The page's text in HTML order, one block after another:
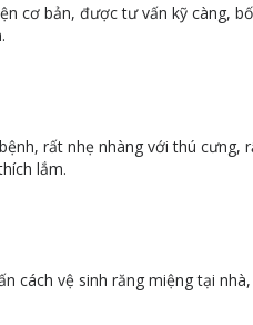
cơ bản, được tư vấn kỹ càng,
rất nhẹ nhàng với thú
lắm.
cách vệ sinh răng miệng tại